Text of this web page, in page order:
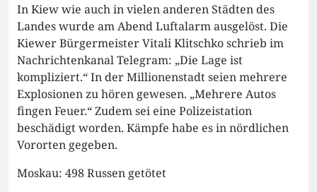
In Kiew wie auch in vielen anderen Städten des
Landes wurde am Abend Luftalarm ausgelöst. Die
Kiewer Bürgermeister Vitali Klitschko schrieb im
Nachrichtenkanal Telegram: „Die Lage ist
kompliziert.“ In der Millionenstadt seien mehrere
Explosionen zu hören gewesen. „Mehrere Autos
fingen Feuer.“ Zudem sei eine Polizeistation
beschädigt worden. Kämpfe habe es in nördlichen
Vororten gegeben.
Moskau: 498 Russen getötet